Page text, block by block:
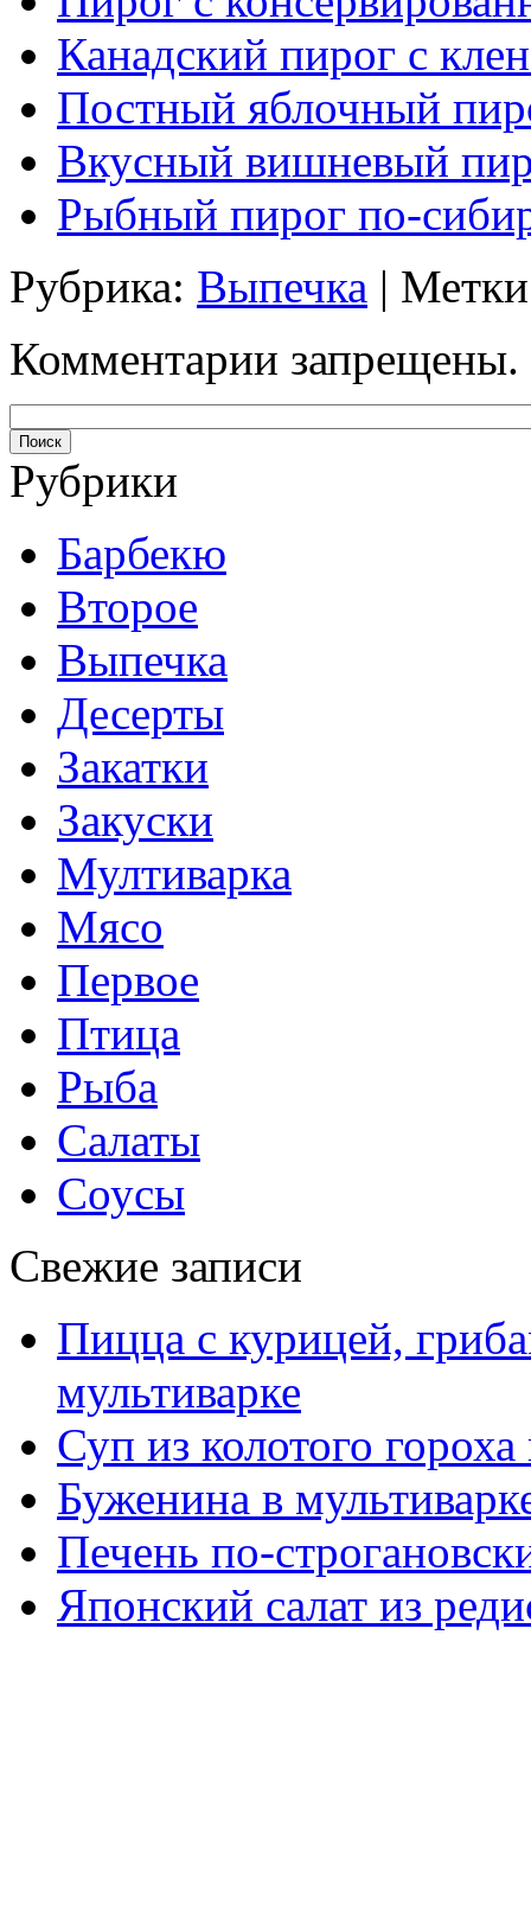
Канадский пирог с
Постный яблочный
Вкусный вишневый
Рыбный пирог по-
Рубрика: Выпечка |
Комментарии запрещены.
Рубрики
Барбекю
Второе
Выпечка
Десерты
Закатки
Закуски
Мултиварка
Мясо
Первое
Птица
Рыба
Салаты
Соусы
Свежие записи
Пицца с курицей,
мультиварке
Суп из колотого
Буженина в
Печень по-
Японский салат из